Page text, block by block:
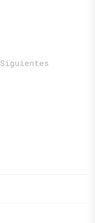
Siguientes